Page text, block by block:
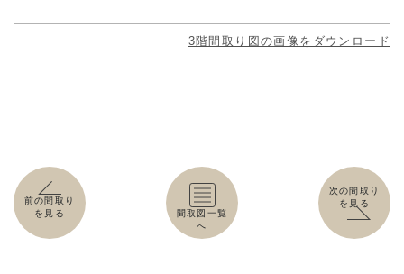
3階間取り図の画像をダウンロード
前の間取り
を見る
間取図一覧
へ
次の間取り
を見る